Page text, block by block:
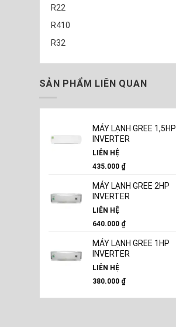
R22
R410
R32
SẢN PHẨM LIÊN QUAN
MÁY LẠNH GREE 1,5HP
INVERTER
LIÊN HỆ
435.000 ₫
MÁY LẠNH GREE 2HP
INVERTER
LIÊN HỆ
640.000 ₫
MÁY LẠNH GREE 1HP
INVERTER
LIÊN HỆ
380.000 ₫